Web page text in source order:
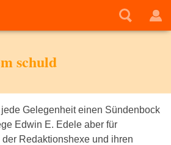
schuld
Gelegenheit einen Sündenbock
Edwin E. Edele aber für
Redaktionshexe und ihren